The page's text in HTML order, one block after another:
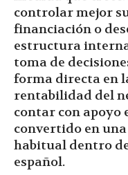
controlar mejor
financiación o
estructura
toma de
forma directa en
rentabilidad del
contar con apoyo
convertido en una
habitual dentro
español.